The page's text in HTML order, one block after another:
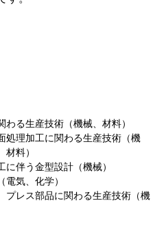
わる生産技術（機械、材料）
処理加工に関わる生産技術（機
料）
に伴う金型設計（機械）
電気、化学）
プレス部品に関わる生産技術（機